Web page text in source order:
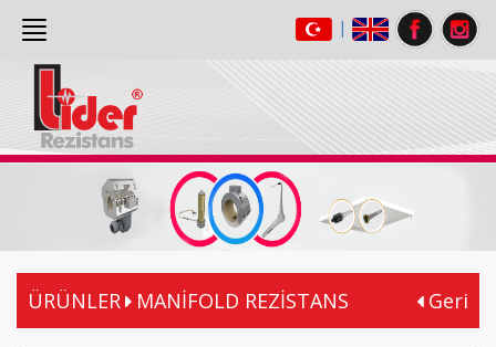
|
ANASAYFA
(current)
HAKKIMIZDA
ÜRÜNLER MANİFOLD REZİSTANS Geri